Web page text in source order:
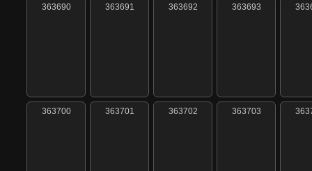
363690 363691 363692 363693
363700 363701 363702 363703